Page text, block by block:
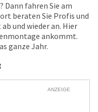
Dann fahren Sie am
beraten Sie Profis und
und wieder an. Hier
ankommt.
ganze Jahr.
ANZEIGE